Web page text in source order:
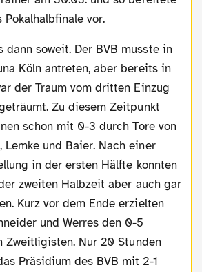
vor.
Köln antreten, aber bereits in
der Traum vom dritten Einzug
Zu diesem Zeitpunkt
schon mit 0-3 durch Tore von
Lemke und Baier. Nach einer
in der ersten Hälfte konnten
zweiten Halbzeit aber auch gar
Kurz vor dem Ende erzielten
und Werres den 0-5
Zweitligisten. Nur 20 Stunden
Präsidium des BVB mit 2-1